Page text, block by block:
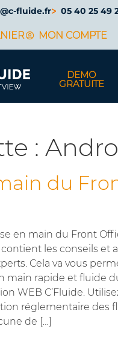
fluide.fr 05 40 25 49
MON COMPTE
DEMO
GRATUITE
:
du
en main du Front
les conseils et
Cela va vous
main rapide et fluide
WEB C’Fluide.
réglementaire des
de […]